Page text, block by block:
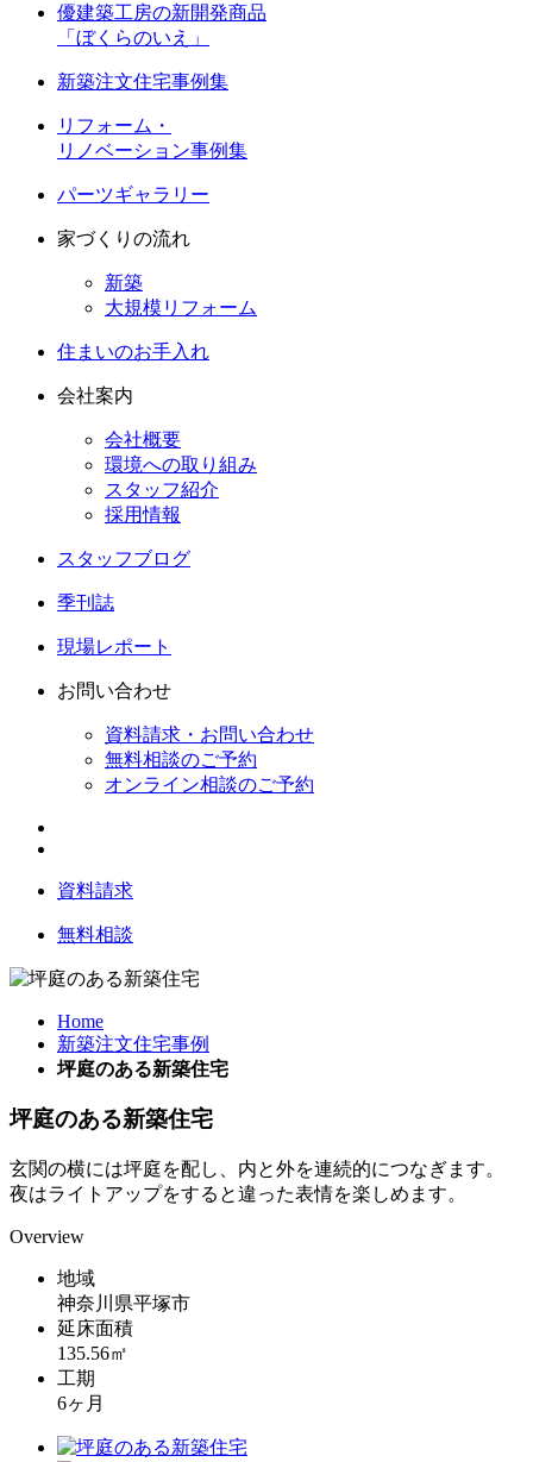
優建築工房の新開発商品
「ぼくらのいえ」
新築注文住宅事例集
リフォーム・
リノベーション事例集
パーツギャラリー
家づくりの流れ
新築
大規模リフォーム
住まいのお手入れ
会社案内
会社概要
環境への取り組み
スタッフ紹介
採用情報
スタッフブログ
季刊誌
現場レポート
お問い合わせ
資料請求・お問い合わせ
無料相談のご予約
オンライン相談のご予約
資料請求
無料相談
Home
新築注文住宅事例
坪庭のある新築住宅
坪庭のある新築住宅
玄関の横には坪庭を配し、内と外を連続的につなぎます。
夜はライトアップをすると違った表情を楽しめます。
Overview
地域
神奈川県平塚市
延床面積
135.56㎡
工期
6ヶ月